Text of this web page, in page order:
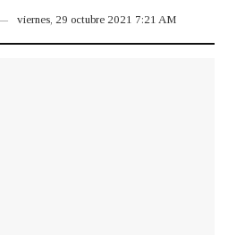
viernes, 29 octubre 2021 7:21 AM